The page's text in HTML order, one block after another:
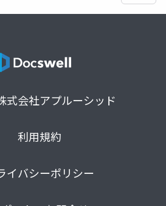
式会社アプルーシッド
利用規約
イバシーポリシー